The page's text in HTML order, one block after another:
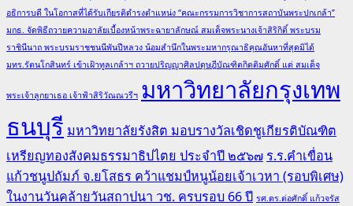
อธิการบดี ในโอกาสที่ได้รับเกียรติดำรงตำแหน่ง “คณะกรรมการวิชาการสถาบันพระปกเกล้า”
มกธ. จัดพิธีถวายความอาลัยเบื้องหน้าพระฉายาลักษณ์ สมเด็จพระนางเจ้าสิริกิติ์ พระบรม
ราชินีนาถ พระบรมราชชนนีพันปีหลวง น้อมสำนึกในพระมหากรุณาธิคุณอันหาที่สุดมิได้
มทร.รัตนโกสินทร์ เข้าเฝ้าทูลเกล้าฯ ถวายปริญญาศิลปดุษฎีบัณฑิตกิตติมศักดิ์ แด่ สมเด็จ
พระเจ้าลูกยาเธอ เจ้าฟ้าสิริวัณณวรีฯ มหาวิทยาลัยกรุงเทพ
ธนบุรี มหาวิทยาลัยรังสิต มอบรางวัลเชิดชูเกียรติบัณฑิต
เหรียญทองสังคมธรรมาธิปไตย ประจำปี ๒๕๖๗ ร.ร.คำเขื่อน
แก้วชนูปถัมภ์ จ.ยโสธร คว้าแชมป์หนูน้อยเจ้าเวหา (รอบพิเศษ)
ในงานวันคล้ายวันสถาปนา วช. ครบรอบ 66 ปี รศ.ดร.ต่อศักดิ์ แก้วจรัส